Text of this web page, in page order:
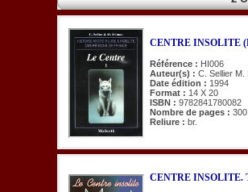
CENTRE INSOLITE
Référence : HI006
Auteur(s) : C. Sellier M.
Date édition : 1994
Format : 14 X 20
ISBN : 9782841780082
Nombre de pages : 300
Reliure : br.
CENTRE INSOLITE.